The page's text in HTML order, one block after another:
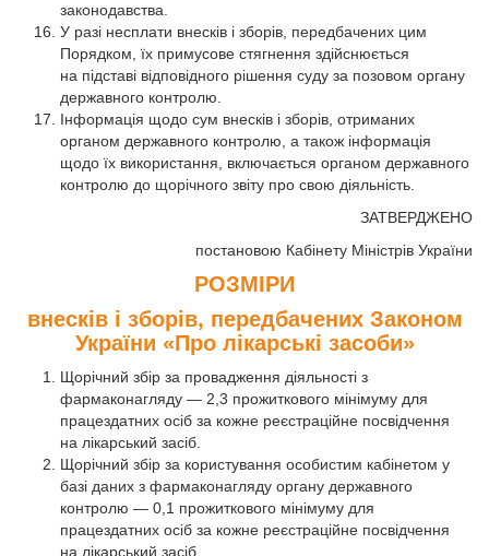
законодавства.
У разі несплати внесків і зборів, передбачених цим
Порядком, їх примусове стягнення здійснюється
на підставі відповідного рішення суду за позовом органу
державного контролю.
Інформація щодо сум внесків і зборів, отриманих
органом державного контролю, а також інформація
щодо їх використання, включається органом державного
контролю до щорічного звіту про свою діяльність.
ЗАТВЕРДЖЕНО
постановою Кабінету Міністрів України
РОЗМІРИ
внесків і зборів, передбачених Законом
України «Про лікарські засоби»
Щорічний збір за провадження діяльності з
фармаконагляду — 2,3 прожиткового мінімуму для
працездатних осіб за кожне реєстраційне посвідчення
на лікарський засіб.
Щорічний збір за користування особистим кабінетом у
базі даних з фармаконагляду органу державного
контролю — 0,1 прожиткового мінімуму для
працездатних осіб за кожне реєстраційне посвідчення
на лікарський засіб.